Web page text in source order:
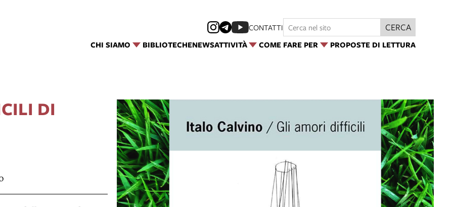
CHI SIAMO BIBLIOTECHENEWSATTIVITÀ COME FARE PER PROPOSTE DI LETTURA
CONTATTI CERCA
DI